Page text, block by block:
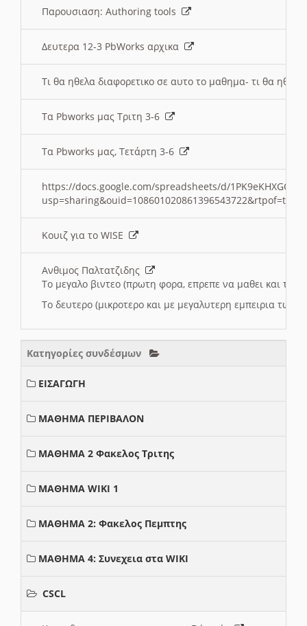
Παρουσιαση: Authoring tools
Δευτερα 12-3 PbWorks αρχικα
Τι θα ηθελα διαφορετικο σε αυτο το μαθημα- τι θα
Τα Pbworks μας Τριτη 3-6
Τα Pbworks μας, Τετάρτη 3-6
https://docs.google.com/spreadsheets/d/
Κουιζ για το WISE
Ανθιμος Παλτατζιδης
Το μεγαλο βιντεο (πρωτη φορα, επρεπε να μαθει και το
Το δευτερο (μικροτερο και με μεγαλυτερη εμπειρια
Κατηγορίες συνδέσμων
ΕΙΣΑΓΩΓΗ
ΜΑΘΗΜΑ ΠΕΡΙΒΑΛΟΝ
ΜΑΘΗΜΑ 2 Φακελος Τριτης
ΜΑΘΗΜΑ WIKI 1
ΜΑΘΗΜΑ 2: Φακελος Πεμπτης
ΜΑΘΗΜΑ 4: Συνεχεια στα WIKI
CSCL